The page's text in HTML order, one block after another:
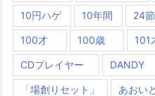
10円ハゲ 10年間 24
100才 100歳 101
CDプレイヤー DANDY
「場創りセット」 あおい